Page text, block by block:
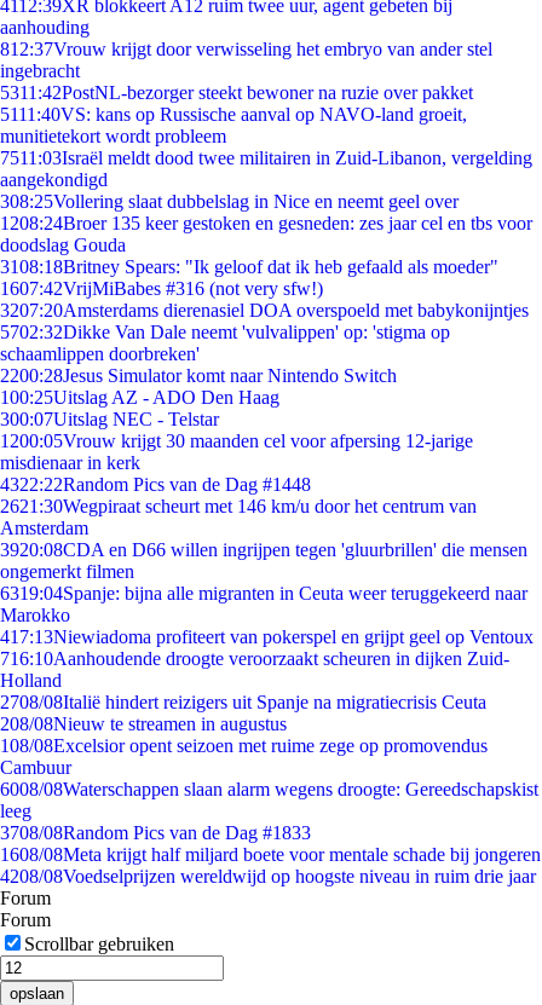
4112:39XR blokkeert A12 ruim twee uur, agent gebeten bij
aanhouding
812:37Vrouw krijgt door verwisseling het embryo van ander stel
ingebracht
5311:42PostNL-bezorger steekt bewoner na ruzie over pakket
5111:40VS: kans op Russische aanval op NAVO-land groeit,
munitietekort wordt probleem
7511:03Israël meldt dood twee militairen in Zuid-Libanon, vergelding
aangekondigd
308:25Vollering slaat dubbelslag in Nice en neemt geel over
1208:24Broer 135 keer gestoken en gesneden: zes jaar cel en tbs voor
doodslag Gouda
3108:18Britney Spears: "Ik geloof dat ik heb gefaald als moeder"
1607:42VrijMiBabes #316 (not very sfw!)
3207:20Amsterdams dierenasiel DOA overspoeld met babykonijntjes
5702:32Dikke Van Dale neemt 'vulvalippen' op: 'stigma op
schaamlippen doorbreken'
2200:28Jesus Simulator komt naar Nintendo Switch
100:25Uitslag AZ - ADO Den Haag
300:07Uitslag NEC - Telstar
1200:05Vrouw krijgt 30 maanden cel voor afpersing 12-jarige
misdienaar in kerk
4322:22Random Pics van de Dag #1448
2621:30Wegpiraat scheurt met 146 km/u door het centrum van
Amsterdam
3920:08CDA en D66 willen ingrijpen tegen 'gluurbrillen' die mensen
ongemerkt filmen
6319:04Spanje: bijna alle migranten in Ceuta weer teruggekeerd naar
Marokko
417:13Niewiadoma profiteert van pokerspel en grijpt geel op Ventoux
716:10Aanhoudende droogte veroorzaakt scheuren in dijken Zuid-
Holland
2708/08Italië hindert reizigers uit Spanje na migratiecrisis Ceuta
208/08Nieuw te streamen in augustus
108/08Excelsior opent seizoen met ruime zege op promovendus
Cambuur
6008/08Waterschappen slaan alarm wegens droogte: Gereedschapskist
leeg
3708/08Random Pics van de Dag #1833
1608/08Meta krijgt half miljard boete voor mentale schade bij jongeren
4208/08Voedselprijzen wereldwijd op hoogste niveau in ruim drie jaar
Forum
Forum
Scrollbar gebruiken
opslaan